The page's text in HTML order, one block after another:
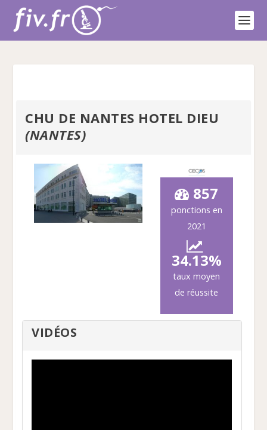
CHU DE NANTES HOTEL DIEU
(NANTES)
857
ponctions en
2021
34.13%
taux moyen
de réussite
VIDÉOS